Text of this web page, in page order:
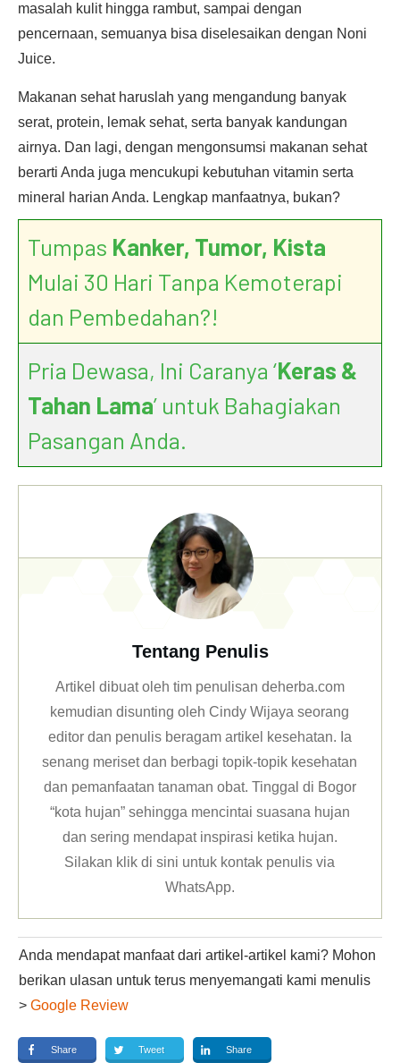
masalah kulit hingga rambut, sampai dengan
pencernaan, semuanya bisa diselesaikan dengan Noni
Juice.
Makanan sehat haruslah yang mengandung banyak
serat, protein, lemak sehat, serta banyak kandungan
airnya. Dan lagi, dengan mengonsumsi makanan sehat
berarti Anda juga mencukupi kebutuhan vitamin serta
mineral harian Anda. Lengkap manfaatnya, bukan?
Tumpas Kanker, Tumor, Kista
Mulai 30 Hari Tanpa Kemoterapi
dan Pembedahan?!
Pria Dewasa, Ini Caranya ‘Keras &
Tahan Lama’ untuk Bahagiakan
Pasangan Anda.
Tentang Penulis
Artikel dibuat oleh tim penulisan deherba.com
kemudian disunting oleh Cindy Wijaya seorang
editor dan penulis beragam artikel kesehatan. Ia
senang meriset dan berbagi topik-topik kesehatan
dan pemanfaatan tanaman obat. Tinggal di Bogor
“kota hujan” sehingga mencintai suasana hujan
dan sering mendapat inspirasi ketika hujan.
Silakan klikdi sini untuk kontak penulis via
WhatsApp.
Anda mendapat manfaat dari artikel-artikel kami? Mohon
berikan ulasan untuk terus menyemangati kami menulis
> Google Review
Share Tweet Share